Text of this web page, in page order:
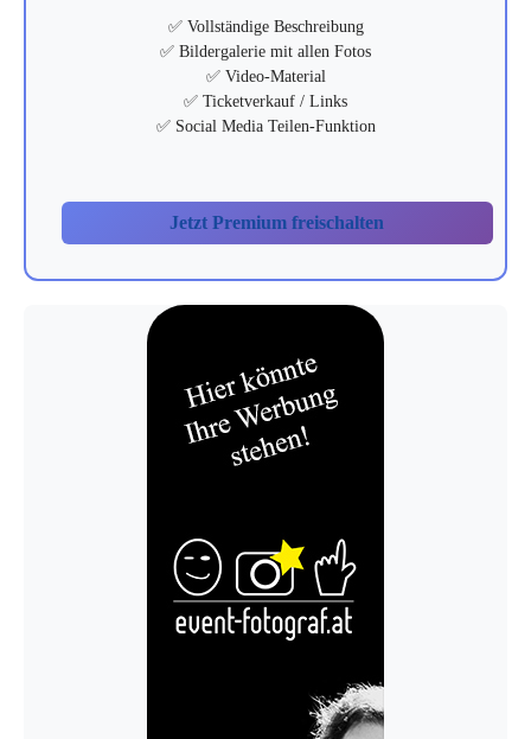
✅ Vollständige Beschreibung
✅ Bildergalerie mit allen Fotos
✅ Video-Material
✅ Ticketverkauf / Links
✅ Social Media Teilen-Funktion
Jetzt Premium freischalten